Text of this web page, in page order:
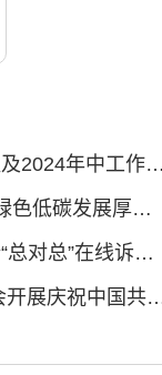
我会应邀参加内蒙古自治区建筑业协会六届六次会长
循新出发 逐绿而行 ——鄂尔多斯建筑业协会推动建筑业绿色低碳发展厚植更多发展动能
鄂尔多斯建筑业协会参加全区住房城乡建设领域民事纠纷“总对总”在线诉调对接试点工作视频推进会暨诉源治理和法治思维提升培训会
创先争优立党风 共为党旗添风彩——鄂尔多斯建筑业协会开